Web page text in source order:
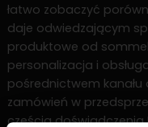
łatwo zobaczyć
daje odwiedzającym
produktowe od
personalizacja i
pośrednictwem kanału
zamówień w
częścią doświadczenia